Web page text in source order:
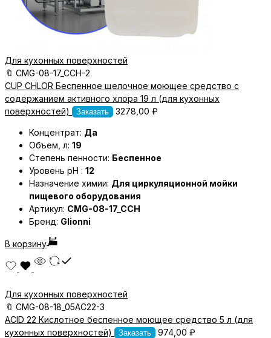
Для кухонных поверхностей
🔖 CMG-08-17_CCH-2
CUP CHLOR Беспенное щелочное моющее средство с
содержанием активного хлора 19 л (для кухонных
поверхностей)
Заказать 3278,00 ₽
Концентрат: Да
Объем, л: 19
Степень пенности: Беспенное
Уровень pH : 12
Назначение химии: Для циркуляционной мойки
пищевого оборудования
Артикул: CMG-08-17_CCH
Бренд: Glionni
В корзину
Для кухонных поверхностей
🔖 CMG-08-18_05AC22-3
ACID 22 Кислотное беспенное моющее средство 5 л (для
кухонных поверхностей)
Заказать 974,00 ₽